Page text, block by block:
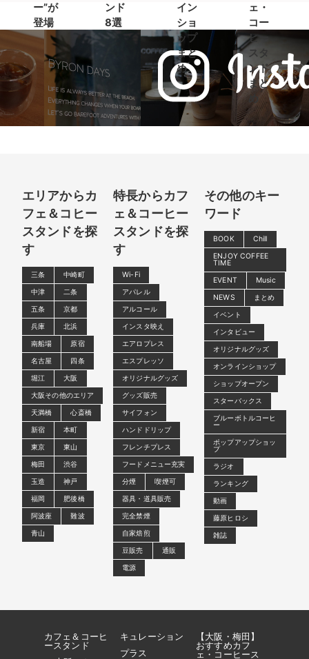
ー”が
登場
ンド
8選
イン
ショ
ップ
まと
め
ェ・
コー
ヒー
スタ
ンド
まと
め
エリアからカ
フェ＆コヒー
スタンドを探
す
三条
中崎町
中津
二条
五条
京都
兵庫
北浜
南船場
原宿
名古屋
四条
堀江
大阪
大阪その他のエリア
天満橋
心斎橋
新宿
本町
東京
東山
梅田
渋谷
玉造
神戸
福岡
肥後橋
阿波座
難波
青山
特長からカフ
ェ＆コーヒー
スタンドを探
す
Wi-Fi
アパレル
アルコール
インスタ映え
エアロプレス
エスプレッソ
オリジナルグッズ
グッズ販売
サイフォン
ハンドドリップ
フレンチプレス
フードメニュー充実
分煙
喫煙可
器具・道具販売
完全禁煙
自家焙煎
豆販売
通販
電源
その他のキー
ワード
BOOK
Chill
ENJOY COFFEE
TIME
EVENT
Music
NEWS
まとめ
イベント
インタビュー
オリジナルグッズ
オンラインショップ
ショップオープン
スターバックス
ブルーボトルコーヒ
ー
ポップアップショッ
プ
ラジオ
ランキング
動画
藤原ヒロシ
雑誌
カフェ＆コーヒ
ースタンド
キュレーション
プラス
【大阪・梅田】
おすすめカフ
ェ・コーヒース